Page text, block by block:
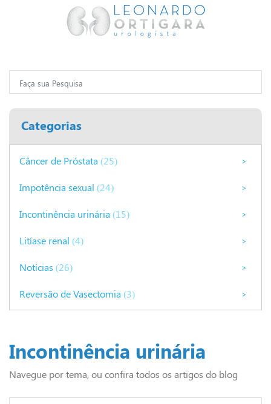
Categorias
Câncer de Próstata (25) >
Impotência sexual (24) >
Incontinência urinária (15) >
Litíase renal (4) >
Notícias (26) >
Reversão de Vasectomia (3) >
Incontinência urinária
Navegue por tema, ou confira todos os artigos do blog